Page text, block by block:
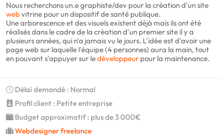
Nous recherchons un.e graphiste/dev pour la création d'un site
webvitrine pour un dispositif de santé publique.
Une arborescence et des visuels existent déjà mais ils ont été
réalisés dans le cadre de la création d'un premier site il y a
plusieurs années, qui n'a jamais vu le jours. L'idée est d'avoir une
page web sur laquelle l'équipe (4 personnes) aura la main, tout
en pouvant s'appuyer sur ledéveloppeur pour la maintenance.
Délai demandé : Normal
Profil client : Petite entreprise
Budget approximatif : plus de 3 000€
Webdesigner freelance